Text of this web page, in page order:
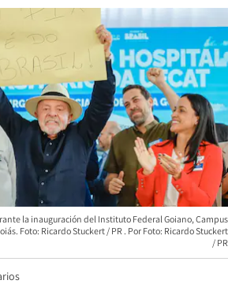
la inauguración del Instituto Federal Goiano, Campus
Foto: Ricardo Stuckert / PR
Foto: Ricardo Stuckert
/ PR